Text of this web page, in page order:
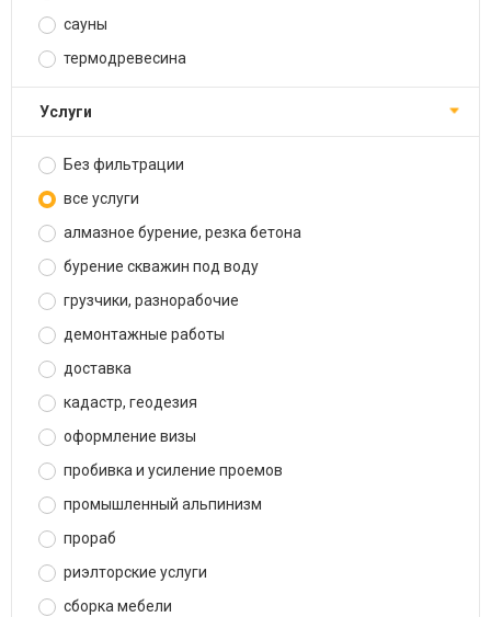
сауны
термодревесина
услуги
Без фильтрации
все услуги
алмазное бурение, резка бетона
бурение скважин под воду
грузчики, разнорабочие
демонтажные работы
доставка
кадастр, геодезия
оформление визы
пробивка и усиление проемов
промышленный альпинизм
прораб
риэлторские услуги
сборка мебели